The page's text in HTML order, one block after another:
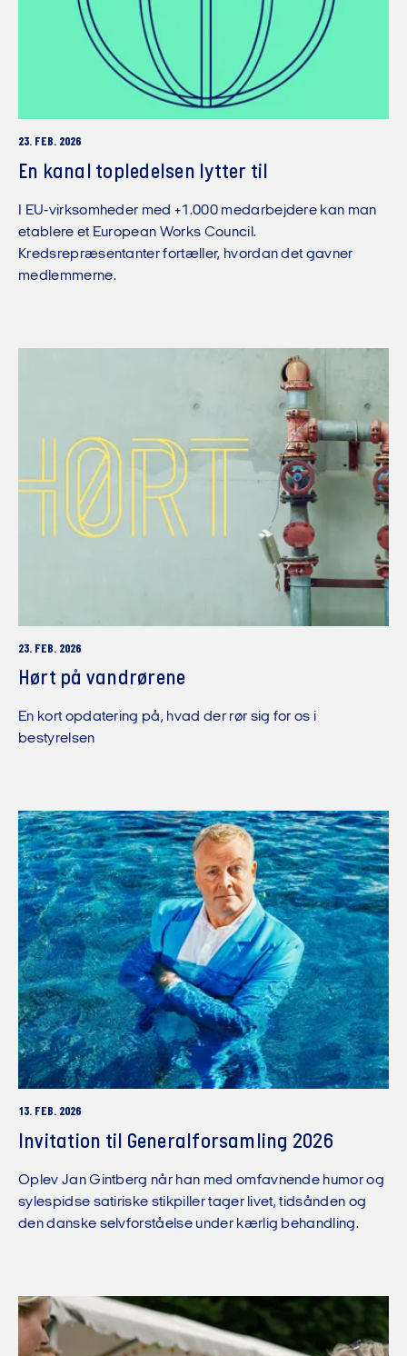
23. FEB. 2026
En kanal topledelsen lytter til
I EU-virksomheder med +1.000 medarbejdere kan man
etablere et European Works Council.
Kredsrepræsentanter fortæller, hvordan det gavner
medlemmerne.
23. FEB. 2026
Hørt på vandrørene
En kort opdatering på, hvad der rør sig for os i
bestyrelsen
13. FEB. 2026
Invitation til Generalforsamling 2026
Oplev Jan Gintberg når han med omfavnende humor og
sylespidse satiriske stikpiller tager livet, tidsånden og
den danske selvforståelse under kærlig behandling.